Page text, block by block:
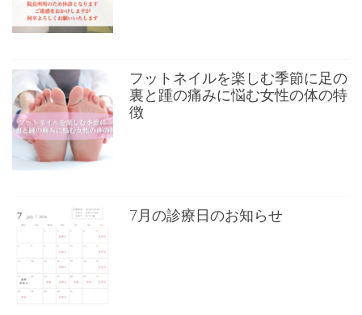
フットネイルを楽しむ季節に足の
裏と踵の痛みに悩む女性の体の特
徴
7月の診療日のお知らせ